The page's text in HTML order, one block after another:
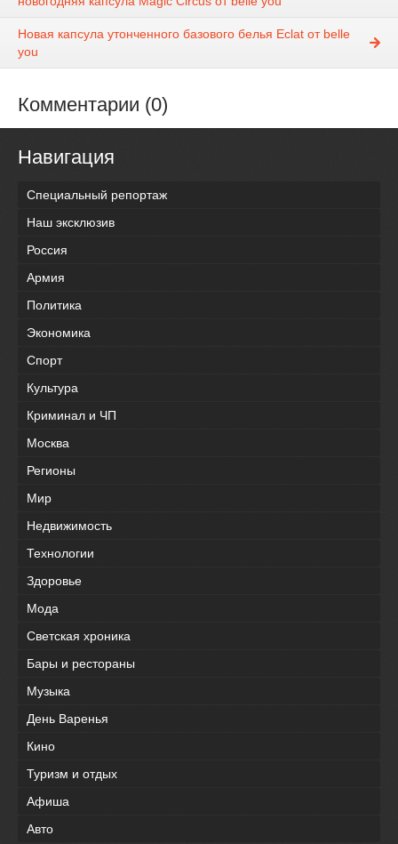
Новая капсула утонченного базового белья Eclat от belle
you
Комментарии (0)
Навигация
Специальный репортаж
Наш эксклюзив
Россия
Армия
Политика
Экономика
Спорт
Культура
Криминал и ЧП
Москва
Регионы
Мир
Недвижимость
Технологии
Здоровье
Мода
Светская хроника
Бары и рестораны
Музыка
День Варенья
Кино
Туризм и отдых
Афиша
Авто